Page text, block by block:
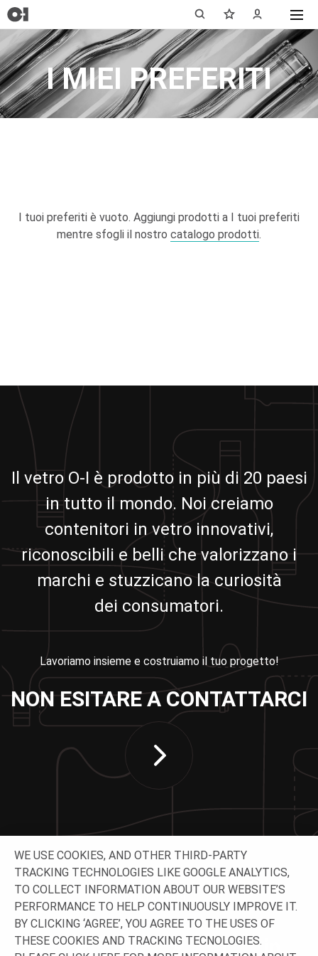
I MIEI PREFERITI
I tuoi preferiti è vuoto. Aggiungi prodotti a I tuoi preferiti
mentre sfogli il nostro catalogo prodotti.
Il vetro O-I è prodotto in più di 20 paesi
in tutto il mondo. Noi creiamo
contenitori in vetro innovativi,
riconoscibili e belli che valorizzano i
marchi e stuzzicano la curiosità
dei consumatori.
Lavoriamo insieme e costruiamo il tuo progetto!
NON ESITARE A CONTATTARCI
WE USE COOKIES, AND OTHER THIRD-PARTY
TRACKING TECHNOLOGIES LIKE GOOGLE ANALYTICS,
TO COLLECT INFORMATION ABOUT OUR WEBSITE’S
PERFORMANCE TO HELP CONTINUOUSLY IMPROVE IT.
BY CLICKING ‘AGREE’, YOU AGREE TO THE USES OF
THESE COOKIES AND TRACKING TECNOLOGIES.